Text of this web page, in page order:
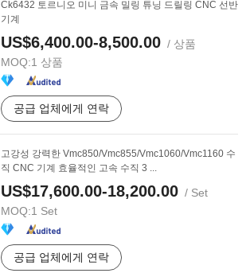
Ck6432 토르니오 미니 금속 밀링 튜닝 드릴링 CNC 선반
기계
US$6,400.00-8,500.00 / 상품
MOQ:1 상품
공급 업체에게 연락
고강성 강력한 Vmc850/Vmc855/Vmc1060/Vmc1160 수
직 CNC 기계 효율적인 고속 수직 3 ...
US$17,600.00-18,200.00 / Set
MOQ:1 Set
공급 업체에게 연락